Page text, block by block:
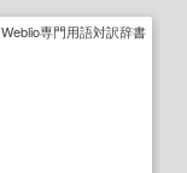
Weblio専門用語対訳辞書